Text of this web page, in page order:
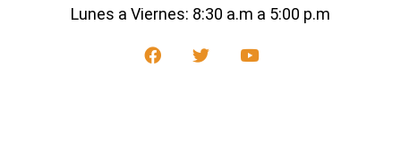
Lunes a Viernes: 8:30 a.m a 5:00 p.m